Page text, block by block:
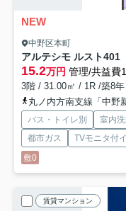
NEW
中野区本町
アルテシモ ルスト401
15.2万円 管理/共益費
3階 / 31.00㎡ / 1R /築8年
丸ノ内方南支線「中野
バス・トイレ別 室内
都市ガス
TVモニタ付
敷0
賃貸マンション